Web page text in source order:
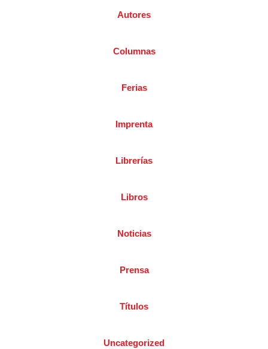
Autores
Columnas
Ferias
Imprenta
Librerías
Libros
Noticias
Prensa
Títulos
Uncategorized